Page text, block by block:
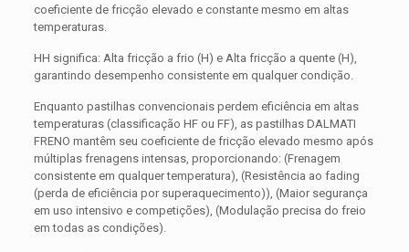
coeficiente de fricção elevado e constante mesmo em altas
temperaturas.
HH significa: Alta fricção a frio (H) e Alta fricção a quente (H),
garantindo desempenho consistente em qualquer condição.
Enquanto pastilhas convencionais perdem eficiência em altas
temperaturas (classificação HF ou FF), as pastilhas DALMATI
FRENO mantêm seu coeficiente de fricção elevado mesmo após
múltiplas frenagens intensas, proporcionando: (Frenagem
consistente em qualquer temperatura), (Resistência ao fading
(perda de eficiência por superaquecimento)), (Maior segurança
em uso intensivo e competições), (Modulação precisa do freio
em todas as condições).